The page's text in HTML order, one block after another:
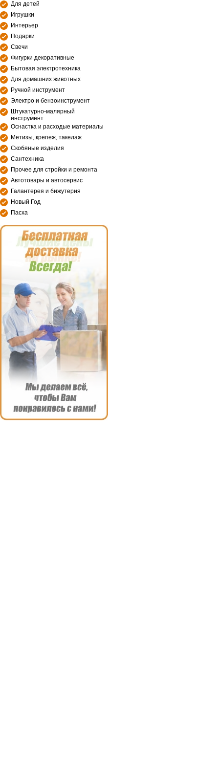
Для детей
Игрушки
Интерьер
Подарки
Свечи
Фигурки декоративные
Бытовая электротехника
Для домашних животных
Ручной инструмент
Электро и бензоинструмент
Штукатурно-малярный
инструмент
Оснастка и расходые материалы
Метизы, крепеж, такелаж
Скобяные изделия
Сантехника
Прочее для стройки и ремонта
Автотовары и автосервис
Галантерея и бижутерия
Новый Год
Пасха